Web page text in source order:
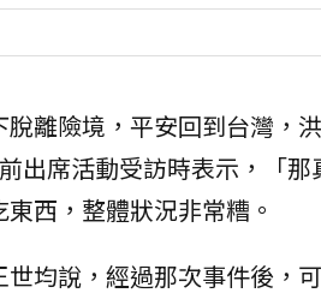
離險境，平安回到台灣，
出席活動受訪時表示，「
西，整體狀況非常糟。
均說，經過那次事件後，